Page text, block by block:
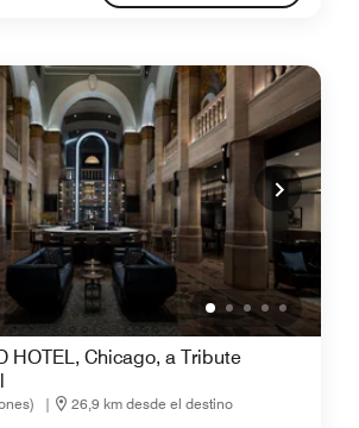
HOTEL, Chicago, a Tribute
|
26,9 km desde el destino